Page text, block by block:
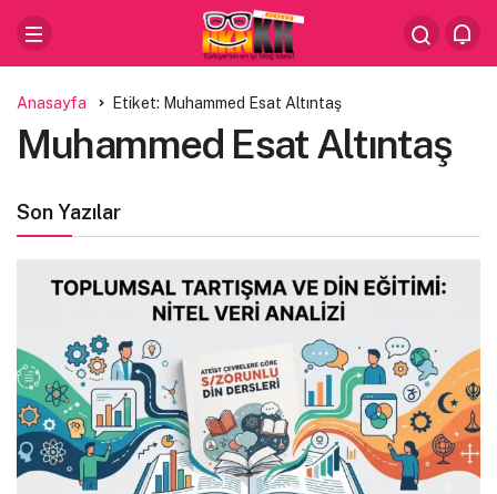
Anasayfa Etiket: Muhammed Esat Altıntaş
Muhammed Esat Altıntaş
Son Yazılar